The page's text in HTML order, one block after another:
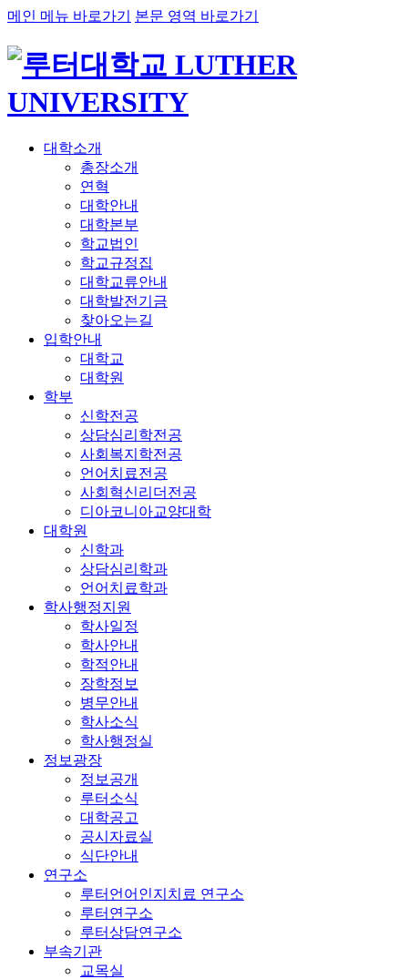
메인 메뉴 바로가기 본문 영역 바로가기
대학소개
총장소개
연혁
대학안내
대학본부
학교법인
학교규정집
대학교류안내
대학발전기금
찾아오는길
입학안내
대학교
대학원
학부
신학전공
상담심리학전공
사회복지학전공
언어치료전공
사회혁신리더전공
디아코니아교양대학
대학원
신학과
상담심리학과
언어치료학과
학사행정지원
학사일정
학사안내
학적안내
장학정보
병무안내
학사소식
학사행정실
정보광장
정보공개
루터소식
대학공고
공시자료실
식단안내
연구소
루터언어인지치료 연구소
루터연구소
루터상담연구소
부속기관
교목실